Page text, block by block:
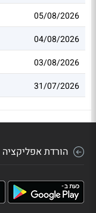
05/08/2026
04/08/2026
03/08/2026
31/07/2026
הורדת אפליקציה